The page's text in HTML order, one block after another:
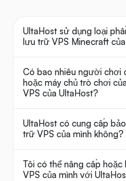
UltaHost sử dụng loại
lưu trữ VPS Minecraft
Có bao nhiêu người chơi
hoặc máy chủ trò chơi
VPS của UltaHost?
UltaHost có cung cấp
trữ VPS của mình không?
Tôi có thể nâng cấp
VPS của mình với